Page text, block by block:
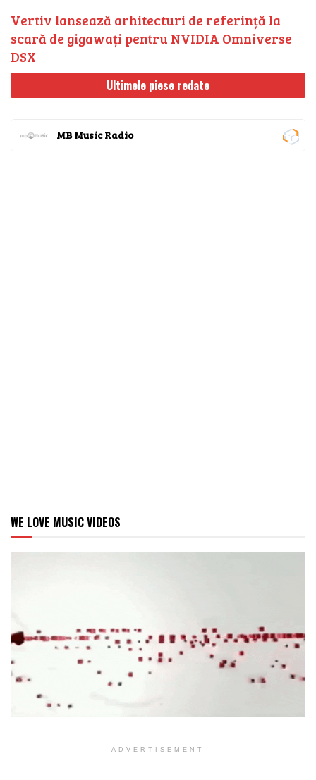
Vertiv lansează arhitecturi de referință la
scară de gigawați pentru NVIDIA Omniverse
DSX
Ultimele piese redate
MB Music Radio
WE LOVE MUSIC VIDEOS
ADVERTISEMENT